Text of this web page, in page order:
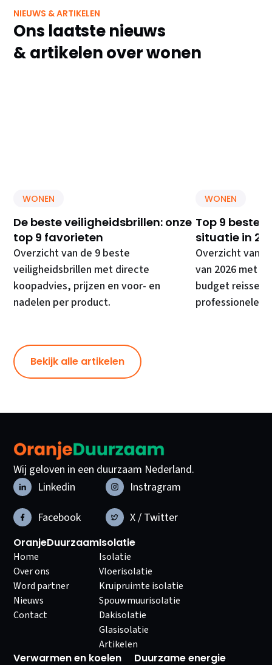
NIEUWS & ARTIKELEN
Ons laatste nieuws
& artikelen over wonen
WONEN
De beste veiligheidsbrillen: onze
top 9 favorieten
Overzicht van de 9 beste
veiligheidsbrillen met directe
koopadvies, prijzen en voor- en
nadelen per product.
WONEN
Top 9 beste
situatie in
Overzicht van
van 2026 met
budget
professionele
Bekijk alle artikelen
Wij geloven in een duurzaam Nederland.
Linkedin
Instragram
Facebook
X / Twitter
OranjeDuurzaam
Home
Over ons
Word partner
Nieuws
Contact
Isolatie
Isolatie
Vloerisolatie
Kruipruimte isolatie
Spouwmuurisolatie
Dakisolatie
Glasisolatie
Artikelen
Verwarmen en koelen Duurzame energie